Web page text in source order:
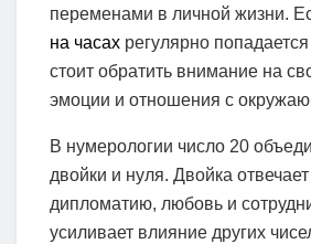
переменами в личной жизни.
на часах регулярно
стоит обратить внимание на
эмоции и отношения с
В нумерологии число 20
двойки и нуля. Двойка
дипломатию, любовь и
усиливает влияние других